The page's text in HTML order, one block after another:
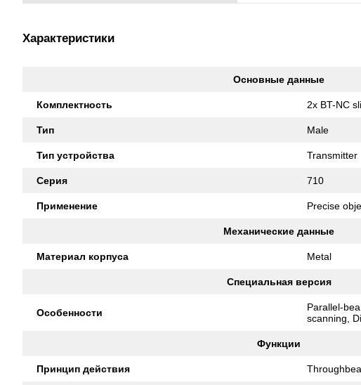
Характеристики
Основные данные
Комплектность 2x BT-NC
Тип Male
Тип устройства Transmitter
Серия 710
Применение Precise
Механические данные
Материал корпуса Metal
Специальная версия
Особенности
Parallel-
scanning,
Функции
Принцип действия